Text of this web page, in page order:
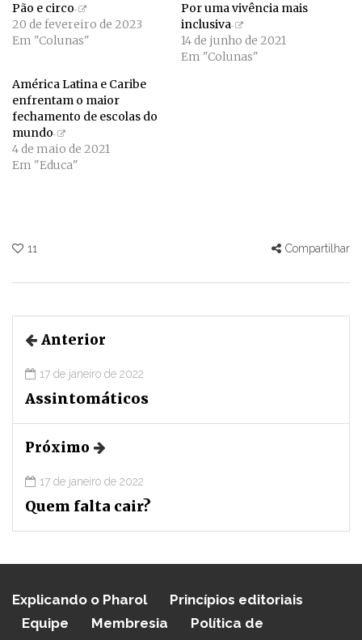
Pão e circo
20 de fevereiro de 2023
Em "Colunas"
Por uma vivência mais
inclusiva
14 de junho de 2021
Em "Colunas"
América Latina e Caribe
enfrentam o maior
fechamento de escolas do
mundo
4 de maio de 2021
Em "Educa"
11 Compartilhar
Anterior
17 de janeiro de 2022
Assintomáticos
Próximo
17 de janeiro de 2022
Quem falta cair?
Explicando o Pharol
Princípios editoriais
Equipe
Membresia
Política de